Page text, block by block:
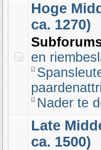
Hoge
ca. 1270)
en
Nader te
Late
ca. 1500)